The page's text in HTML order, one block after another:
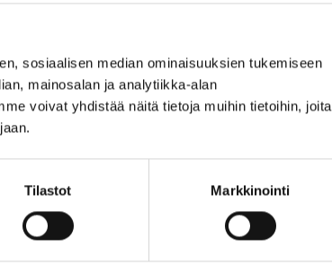
sosiaalisen median ominaisuuksien tukemiseen
mainosalan ja analytiikka-alan
voivat yhdistää näitä tietoja muihin tietoihin, joita
Tilastot Markkinointi